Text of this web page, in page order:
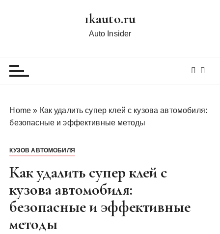
1kauto.ru
Auto Insider
Home » Как удалить супер клей с кузова автомобиля:
безопасные и эффективные методы
КУЗОВ АВТОМОБИЛЯ
Как удалить супер клей с
кузова автомобиля:
безопасные и эффективные
методы